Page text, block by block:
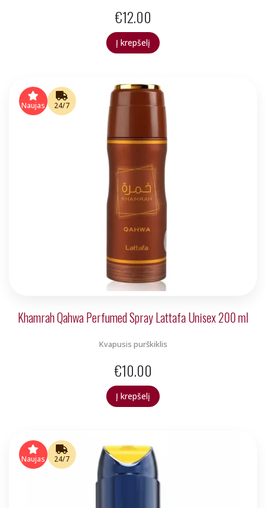
€12.00
Į krepšelį
Naujas 24/7
Khamrah Qahwa Perfumed Spray Lattafa Unisex 200 ml
Kvapusis purškiklis
€10.00
Į krepšelį
Naujas 24/7